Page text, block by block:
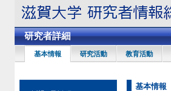
研究者詳細
基本情報 研究活動 教育活動
基本情報